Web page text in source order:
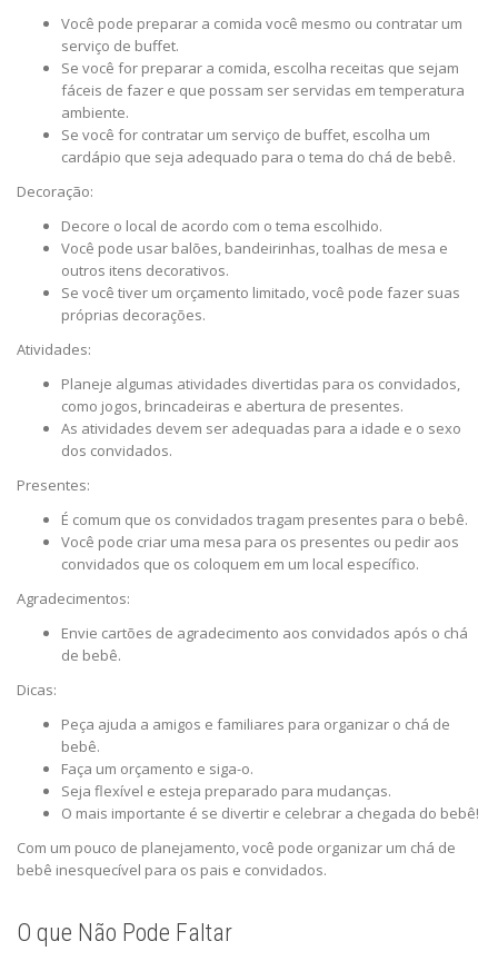
Você pode preparar a comida você mesmo ou contratar um
serviço de buffet.
Se você for preparar a comida, escolha receitas que sejam
fáceis de fazer e que possam ser servidas em temperatura
ambiente.
Se você for contratar um serviço de buffet, escolha um
cardápio que seja adequado para o tema do chá de bebê.
Decoração:
Decore o local de acordo com o tema escolhido.
Você pode usar balões, bandeirinhas, toalhas de mesa e
outros itens decorativos.
Se você tiver um orçamento limitado, você pode fazer suas
próprias decorações.
Atividades:
Planeje algumas atividades divertidas para os convidados,
como jogos, brincadeiras e abertura de presentes.
As atividades devem ser adequadas para a idade e o sexo
dos convidados.
Presentes:
É comum que os convidados tragam presentes para o bebê.
Você pode criar uma mesa para os presentes ou pedir aos
convidados que os coloquem em um local específico.
Agradecimentos:
Envie cartões de agradecimento aos convidados após o chá
de bebê.
Dicas:
Peça ajuda a amigos e familiares para organizar o chá de
bebê.
Faça um orçamento e siga-o.
Seja flexível e esteja preparado para mudanças.
O mais importante é se divertir e celebrar a chegada do bebê!
Com um pouco de planejamento, você pode organizar um chá de
bebê inesquecível para os pais e convidados.
O que Não Pode Faltar